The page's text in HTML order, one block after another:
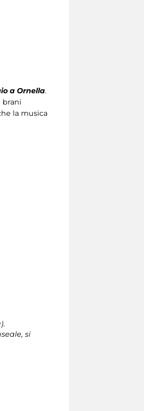
a Ornella.
brani
la musica
si